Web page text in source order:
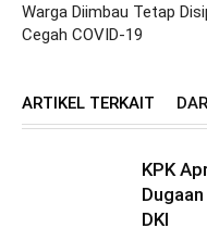
Warga Diimbau Tetap
Cegah COVID-19
ARTIKEL TERKAIT
KPK
DKI